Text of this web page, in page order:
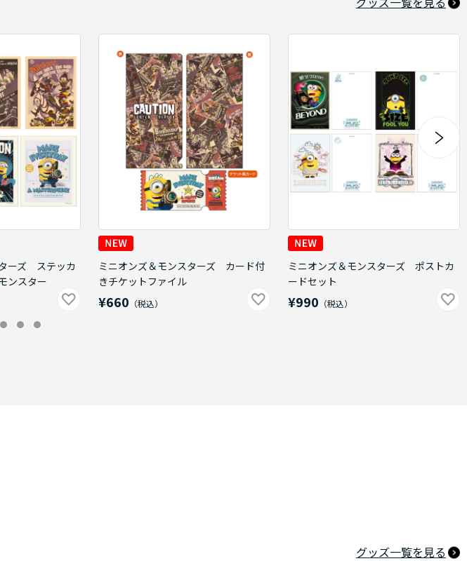
ーズ ステッカ
ンスター
ミニオンズ＆モンスターズ カード付
きチケットファイル
¥660
ミニオンズ＆モンスターズ ポストカ
ードセット
¥990
グッズ一覧を見る